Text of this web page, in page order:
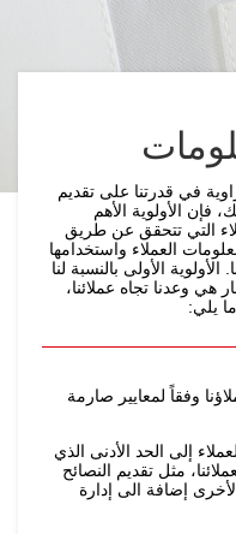
في قدرتنا على تقديم
فإن الأولوية الأهم
التي تتحقق عن طريق
العملاء واستخدامها
الأولى بالنسبة لنا
هي وعدنا تجاه عملائنا،
يلي:
وفقاً لمعايير صارمة
إلى الحد الأدنى الذي
مثل تقديم النصائح
إضافة الى إدارة